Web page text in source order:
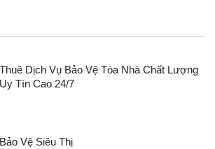
Thuê Dịch Vụ Bảo Vệ Tòa Nhà Chất Lượng
Uy Tín Cao 24/7
Bảo Vệ Siêu Thị